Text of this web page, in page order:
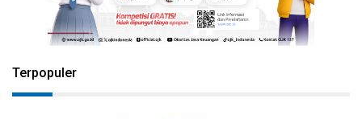
Terpopuler